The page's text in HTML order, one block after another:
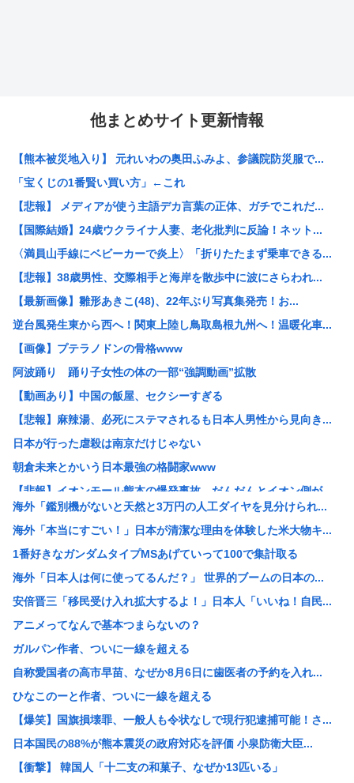
他まとめサイト更新情報
【熊本被災地入り】 元れいわの奥田ふみよ、参議院防災服で...
「宝くじの1番賢い買い方」←これ
【悲報】 メディアが使う主語デカ言葉の正体、ガチでこれだ...
【国際結婚】24歳ウクライナ人妻、老化批判に反論！ネット...
〈満員山手線にベビーカーで炎上〉「折りたたまず乗車できる...
【悲報】38歳男性、交際相手と海岸を散歩中に波にさらわれ...
【最新画像】雛形あきこ(48)、22年ぶり写真集発売！お...
逆台風発生東から西へ！関東上陸し鳥取島根九州へ！温暖化車...
【画像】プテラノドンの骨格www
阿波踊り 踊り子女性の体の一部“強調動画”拡散
【動画あり】中国の飯屋、セクシーすぎる
【悲報】麻辣湯、必死にステマされるも日本人男性から見向き...
日本が行った虐殺は南京だけじゃない
朝倉未来とかいう日本最強の格闘家www
【悲報】イオンモール熊本の爆発事故、だんだんとイオン側が...
【画像】 電車ってこうした方が快適じゃね？
【動画アリ】秋田県職員、ラブホテルから記者会見www
【悲報】「抱かれたくない男」レジェンドの江頭2:50さん...
用意した朝食を息子が食べずに注意したら「お母さんの料理は...
K-POPアイドルの約半数が3年後には姿を消す…損益分岐...
大阪・新御堂筋の鋼管せり上がり 軟弱地盤での実績ない工法...
【悲報】ちいかわ60億円
【悲報】少子化担当大臣ワイ「28歳時点で独身の男女を強制...
【驚愕】『ルパン三世』、初回放送の低迷から再放送32.5...
JR東海「夜行」新幹線が初運行 東京―新大阪、4割女性 ...
【原爆の日】中野彰子、高市首相へのヤジを「ゴキブリがいた...
中国製のエアコン、ヨーロッパでバカ売れ
海外「鑑別機がないと天然と3万円の人工ダイヤを見分けられ...
海外「本当にすごい！」日本が清潔な理由を体験した米大物キ...
1番好きなガンダムタイプMSあげていって100で集計取る
海外「日本人は何に使ってるんだ？」 世界的ブームの日本の...
安倍晋三「移民受け入れ拡大するよ！」日本人「いいね！自民...
アニメってなんで基本つまらないの？
ガルパン作者、ついに一線を超える
自称愛国者の高市早苗、なぜか8月6日に歯医者の予約を入れ...
ひなこのーと作者、ついに一線を超える
【爆笑】国旗損壊罪、一般人も令状なしで現行犯逮捕可能！さ...
日本国民の88%が熊本震災の政府対応を評価 小泉防衛大臣...
【衝撃】 韓国人「十二支の和菓子、なぜか13匹いる」